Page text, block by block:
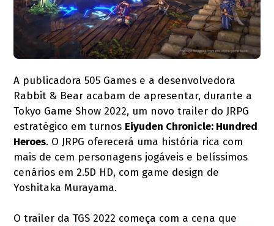
A publicadora 505 Games e a desenvolvedora
Rabbit & Bear acabam de apresentar, durante a
Tokyo Game Show 2022, um novo trailer do JRPG
estratégico em turnos Eiyuden Chronicle: Hundred
Heroes. O JRPG oferecerá uma história rica com
mais de cem personagens jogáveis e belíssimos
cenários em 2.5D HD, com game design de
Yoshitaka Murayama.
O trailer da TGS 2022 começa com a cena que